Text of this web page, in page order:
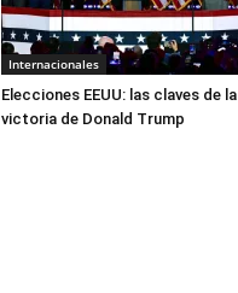
Internacionales
Elecciones EEUU: las claves de la
victoria de Donald Trump